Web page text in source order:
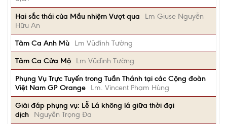
Hai sắc thái của Mầu nhiệm Vượt qua
Lm Giuse Nguyễn
Hữu An
Tâm Ca Anh Mù
Lm Vũđình Tường
Tâm Ca Cửa Mộ
Lm Vũđình Tường
Phụng Vụ Trực Tuyến trong Tuần Thánh tại các Cộng đoàn
Việt Nam GP Orange
Lm. Vincent Phạm Hùng
Giải đáp phụng vụ: Lễ Lá không lá giữa thời đại
dịch
Nguyễn Trọng Đa